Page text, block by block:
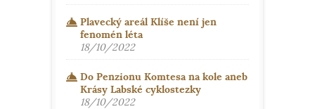
Plavecký areál Klíše není jen
fenomén léta
18/10/2022
Do Penzionu Komtesa na kole aneb
Krásy Labské cyklostezky
18/10/2022